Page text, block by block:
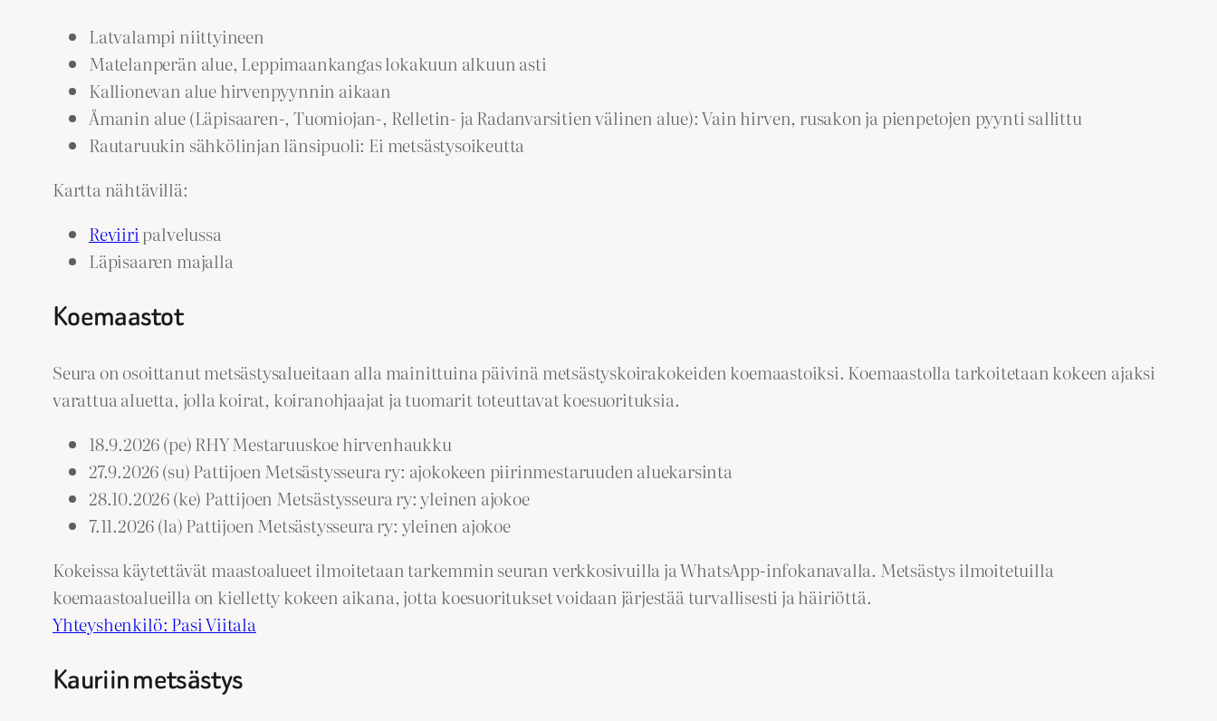
Latvalampi niittyineen
Matelanperän alue, Leppimaankangas lokakuun alkuun asti
Kallionevan alue hirvenpyynnin aikaan
Åmanin alue (Läpisaaren-, Tuomiojan-, Relletin- ja Radanvarsitien välinen alue): Vain hirven, rusakon ja pienpetojen pyynti sallittu
Rautaruukin sähkölinjan länsipuoli: Ei metsästysoikeutta
Kartta nähtävillä:
Reviiripalvelussa
Läpisaaren majalla
Koemaastot
Seura on osoittanut metsästysalueitaan alla mainittuina päivinä metsästyskoirakokeiden koemaastoiksi. Koemaastolla tarkoitetaan kokeen ajaksi
varattua aluetta, jolla koirat, koiranohjaajat ja tuomarit toteuttavat koesuorituksia.
18.9.2026 (pe) RHY Mestaruuskoe hirvenhaukku
27.9.2026 (su) Pattijoen Metsästysseura ry: ajokokeen piirinmestaruuden aluekarsinta
28.10.2026 (ke) Pattijoen Metsästysseura ry: yleinen ajokoe
7.11.2026 (la) Pattijoen Metsästysseura ry: yleinen ajokoe
Kokeissa käytettävät maastoalueet ilmoitetaan tarkemmin seuran verkkosivuilla ja WhatsApp-infokanavalla. Metsästys ilmoitetuilla
koemaastoalueilla on kielletty kokeen aikana, jotta koesuoritukset voidaan järjestää turvallisesti ja häiriöttä.
Yhteyshenkilö: Pasi Viitala
Kauriin metsästys